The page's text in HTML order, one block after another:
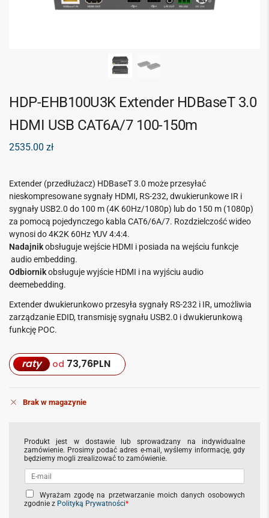
HDP-EHB100U3K Extender HDBaseT 3.0
HDMI USB CAT6A/7 100-150m
2535.00 zł
Extender (przedłużacz) HDBaseT 3.0 może przesyłać
nieskompresowane sygnały HDMI, RS-232, dwukierunkowe IR i
sygnały USB2.0 do 100 m (4K 60Hz/1080p) lub do 150 m (1080p)
za pomocą pojedynczego kabla CAT6/6A/7. Rozdzielczość wideo
wynosi do 4K2K 60Hz YUV 4:4:4.
Nadajnikobsługuje wejście HDMI i posiada na wejściu funkcje
audio embedding.
Odbiornikobsługuje wyjście HDMI i na wyjściu audio
deemebedding.
Extender dwukierunkowo przesyła sygnały RS-232 i IR, umożliwia
zarządzanie EDID, transmisję sygnału USB2.0 i dwukierunkową
funkcję POC.
raty od 73,76PLN
Brak w magazynie
Produkt jest w dostawie lub sprowadzany na indywidualne
zamówienie. Prosimy podać adres e-mail, wyślemy informację, gdy
będziemy mogli zrealizować to zamówienie.
C
h
Wyrażam zgodę na przetwarzanie moich danych osobowych
zgodnie z Polityką Prywatności*